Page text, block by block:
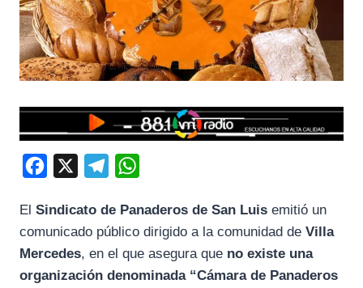
c
e
b
l
e
g
a
s
El Sindicato de Panaderos de San Luis emitió un
comunicado público dirigido a la comunidad de Villa
Mercedes, en el que asegura que no existe una
organización denominada “Cámara de Panaderos